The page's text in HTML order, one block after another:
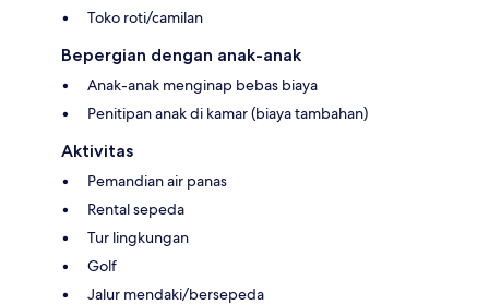
Toko roti/camilan
Bepergian dengan anak-anak
Anak-anak menginap bebas biaya
Penitipan anak di kamar (biaya tambahan)
Aktivitas
Pemandian air panas
Rental sepeda
Tur lingkungan
Golf
Jalur mendaki/bersepeda